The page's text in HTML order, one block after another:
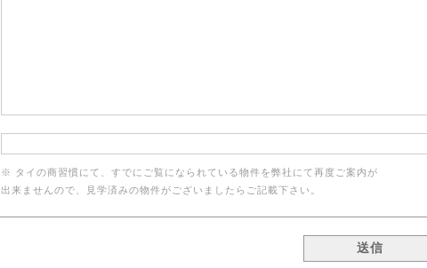
※ タイの商習慣にて、すでにご覧になられている物件を弊社にて再度ご案内が
出来ませんので、見学済みの物件がございましたらご記載下さい。